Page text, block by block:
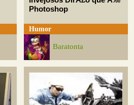
Photoshop
Humor
Baratonta